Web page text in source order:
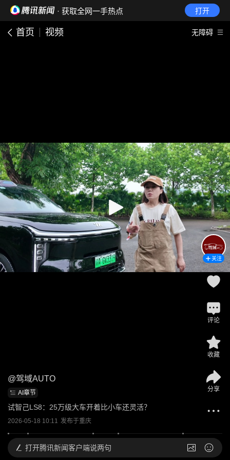
· 获取全网一手热点 打开
首页 视频 无障碍
@驾域AUTO
AI章节
试智己LS8：25万级大车开着比小车还灵活？
2026-05-18 10:11 发布于重庆
关注
评论
收藏
分享
打开腾讯新闻客户端说两句